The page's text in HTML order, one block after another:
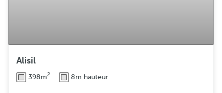
Alisil
398m2 8m hauteur